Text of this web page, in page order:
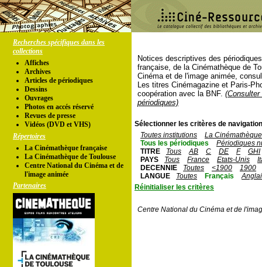
Recherches spécifiques dans les
collections
Affiches
Archives
Articles de périodiques
Dessins
Ouvrages
Photos en accés réservé
Revues de presse
Vidéos (DVD et VHS)
Répertoires
La Cinémathèque française
La Cinémathèque de Toulouse
Centre National du Cinéma et de
l'image animée
Partenaires
Notices descriptives des
française, de la Cinémathèque de
Cinéma et de l'image animée,
Les titres Cinémagazine et Paris-
coopération avec la BNF.
périodiques)
Sélectionner les critères de
Toutes institutions
La
Tous les périodiques
Périodiques
TITRE
Tous AB C DE F
GHI
PAYS
Tous France Etats-Unis
DECENNIE
Toutes <1900
1900
LANGUE
Toutes Français
Réinitialiser les critères
Centre National du Cinéma et de